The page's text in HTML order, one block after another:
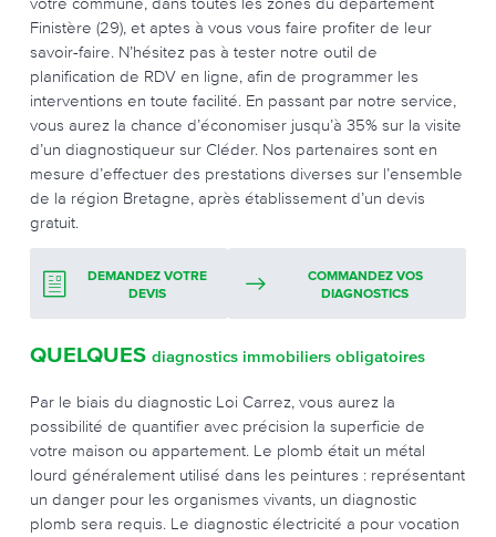
Finistère (29), et aptes à vous vous faire profiter de leur
savoir-faire. N’hésitez pas à tester notre outil de
planification de RDV en ligne, afin de programmer les
interventions en toute facilité. En passant par notre service,
vous aurez la chance d’économiser jusqu’à 35% sur la visite
d’un diagnostiqueur sur Cléder. Nos partenaires sont en
mesure d’effectuer des prestations diverses sur l’ensemble
de la région Bretagne, après établissement d’un devis
gratuit.
DEMANDEZ VOTRE
DEVIS
COMMANDEZ VOS
DIAGNOSTICS
QUELQUES diagnostics immobiliers obligatoires
Par le biais du diagnostic Loi Carrez, vous aurez la
possibilité de quantifier avec précision la superficie de
votre maison ou appartement. Le plomb était un métal
lourd généralement utilisé dans les peintures : représentant
un danger pour les organismes vivants, un diagnostic
plomb sera requis. Le diagnostic électricité a pour vocation